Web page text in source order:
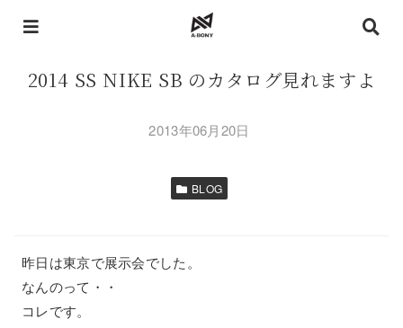
2014 SS NIKE SB のカタログ見れますよ
2013年06月20日
BLOG
昨日は東京で展示会でした。
なんのって・・
コレです。